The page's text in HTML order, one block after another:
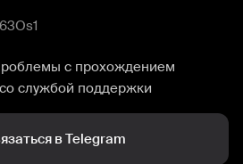
с прохождением
службой поддержки
в Telegram